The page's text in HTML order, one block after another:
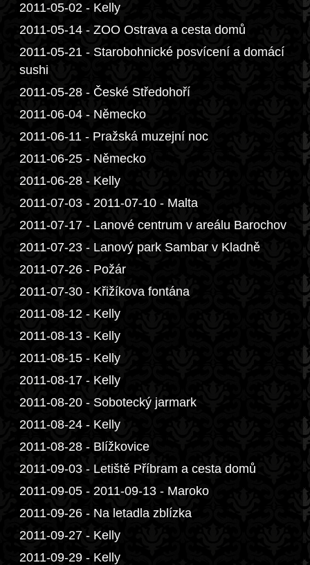
2011-05-02 - Kelly
2011-05-14 - ZOO Ostrava a cesta domů
2011-05-21 - Starobohnické posvícení a domácí
sushi
2011-05-28 - České Středohoří
2011-06-04 - Německo
2011-06-11 - Pražská muzejní noc
2011-06-25 - Německo
2011-06-28 - Kelly
2011-07-03 - 2011-07-10 - Malta
2011-07-17 - Lanové centrum v areálu Barochov
2011-07-23 - Lanový park Sambar v Kladně
2011-07-26 - Požár
2011-07-30 - Křižíkova fontána
2011-08-12 - Kelly
2011-08-13 - Kelly
2011-08-15 - Kelly
2011-08-17 - Kelly
2011-08-20 - Sobotecký jarmark
2011-08-24 - Kelly
2011-08-28 - Blížkovice
2011-09-03 - Letiště Příbram a cesta domů
2011-09-05 - 2011-09-13 - Maroko
2011-09-26 - Na letadla zblízka
2011-09-27 - Kelly
2011-09-29 - Kelly